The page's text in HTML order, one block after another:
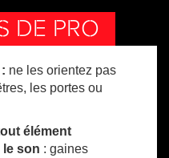
DE PRO
ne les orientez pas
les portes ou
élément
son : gaines